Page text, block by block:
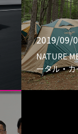
2019/09/
NATURE
ータル・